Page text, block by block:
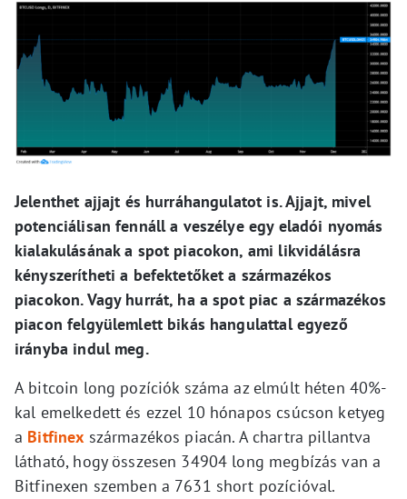
Jelenthet ajjajt és hurráhangulatot is. Ajjajt, mivel
potenciálisan fennáll a veszélye egy eladói nyomás
kialakulásának a spot piacokon, ami likvidálásra
kényszerítheti a befektetőket a származékos
piacokon. Vagy hurrát, ha a spot piac a származékos
piacon felgyülemlett bikás hangulattal egyező
irányba indul meg.
A bitcoin long pozíciók száma az elmúlt héten 40%-
kal emelkedett és ezzel 10 hónapos csúcson ketyeg
a Bitfinex származékos piacán. A chartra pillantva
látható, hogy összesen 34904 long megbízás van a
Bitfinexen szemben a 7631 short pozícióval.